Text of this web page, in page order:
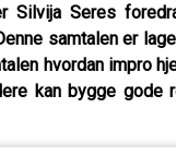
Silvija Seres
samtalen er
hvordan impro
kan bygge